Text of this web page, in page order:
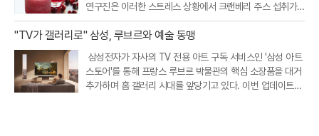
연구진은 이러한 스트레스 상황에서 크랜베리 주스 섭취가
인지 기능을 개선하고 정서적 안정을 돕는다는 흥미로운 연
구 결과를 내놓았다. 크랜베리에 풍부한 특정 항산화 성분이
"TV가 갤러리로" 삼성, 루브르와 예술 동맹
삼성전자가 자사의 TV 전용 아트 구독 서비스인 '삼성 아트
스토어'를 통해 프랑스 루브르 박물관의 핵심 소장품을 대거
추가하며 홈 갤러리 시대를 앞당기고 있다. 이번 업데이트를